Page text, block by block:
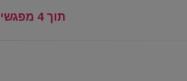
תוך 4 מפגשים ת